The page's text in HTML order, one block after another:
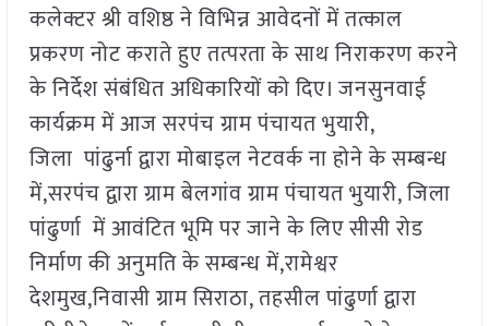
कलेक्टर श्री वशिष्ठ ने विभिन्न आवेदनों में तत्काल
प्रकरण नोट कराते हुए तत्परता के साथ निराकरण करने
के निर्देश संबंधित अधिकारियों को दिए। जनसुनवाई
कार्यक्रम में आज सरपंच ग्राम पंचायत भुयारी,
जिला पांढुर्ना द्वारा मोबाइल नेटवर्क ना होने के सम्बन्ध
में,सरपंच द्वारा ग्राम बेलगांव ग्राम पंचायत भुयारी, जिला
पांढुर्णा में आवंटित भूमि पर जाने के लिए सीसी रोड
निर्माण की अनुमति के सम्बन्ध में,रामेश्वर
देशमुख,निवासी ग्राम सिराठा, तहसील पांढुर्णा द्वारा